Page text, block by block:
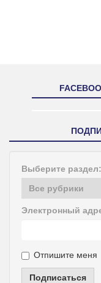
Выберите раздел:
Электронный
Отпишите меня
Подписаться